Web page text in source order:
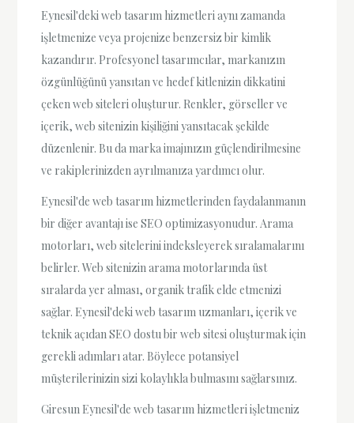
Eynesil'deki web tasarım hizmetleri aynı zamanda
işletmenize veya projenize benzersiz bir kimlik
kazandırır. Profesyonel tasarımcılar, markanızın
özgünlüğünü yansıtan ve hedef kitlenizin dikkatini
çeken web siteleri oluşturur. Renkler, görseller ve
içerik, web sitenizin kişiliğini yansıtacak şekilde
düzenlenir. Bu da marka imajınızın güçlendirilmesine
ve rakiplerinizden ayrılmanıza yardımcı olur.
Eynesil'de web tasarım hizmetlerinden faydalanmanın
bir diğer avantajı ise SEO optimizasyonudur. Arama
motorları, web sitelerini indeksleyerek sıralamalarını
belirler. Web sitenizin arama motorlarında üst
sıralarda yer alması, organik trafik elde etmenizi
sağlar. Eynesil'deki web tasarım uzmanları, içerik ve
teknik açıdan SEO dostu bir web sitesi oluşturmak için
gerekli adımları atar. Böylece potansiyel
müşterilerinizin sizi kolaylıkla bulmasını sağlarsınız.
Giresun Eynesil'de web tasarım hizmetleri işletmeniz